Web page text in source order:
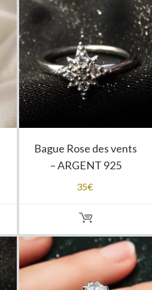
Bague Rose des vents
– ARGENT 925
35€